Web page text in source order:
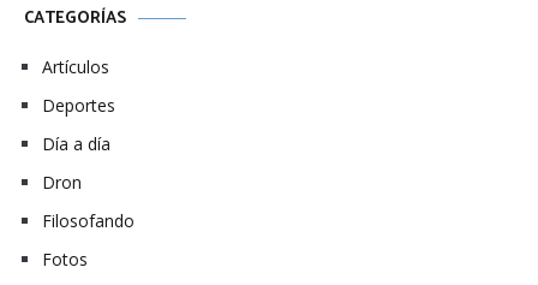
CATEGORÍAS
Artículos
Deportes
Día a día
Dron
Filosofando
Fotos